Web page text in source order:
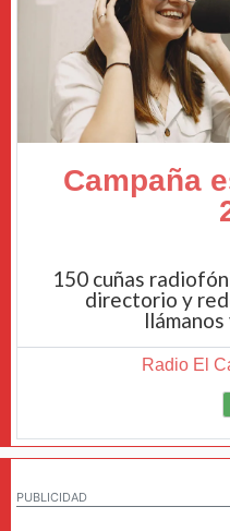
Campaña
150 cuñas
directorio y
Radio El
PUBLICIDAD